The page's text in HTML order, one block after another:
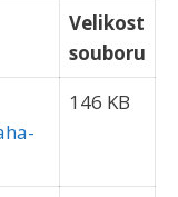
Velikost
souboru
146 KB